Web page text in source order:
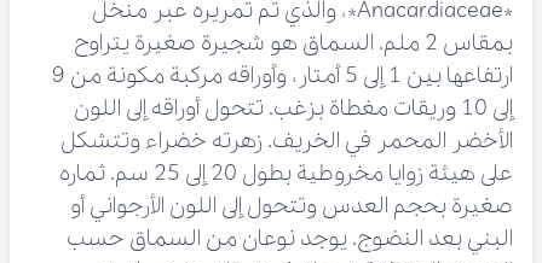
*Anacardiaceae*، والذي تم تمريره عبر منخل
بمقاس 2 ملم. السماق هو شجيرة صغيرة يتراوح
ارتفاعها بين 1 إلى 5 أمتار، وأوراقه مركبة مكونة من 9
إلى 10 وريقات مغطاة بزغب. تتحول أوراقه إلى اللون
الأخضر المحمر في الخريف. زهرته خضراء وتتشكل
على هيئة زوايا مخروطية بطول 20 إلى 25 سم. ثماره
صغيرة بحجم العدس وتتحول إلى اللون الأرجواني أو
البني بعد النضوج. يوجد نوعان من السماق حسب